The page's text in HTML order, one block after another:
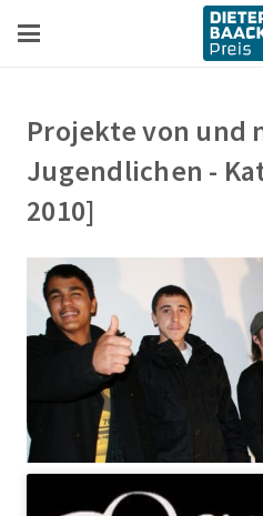
Inhalt
Navigation
Projekte von und
Jugendlichen -
2010]